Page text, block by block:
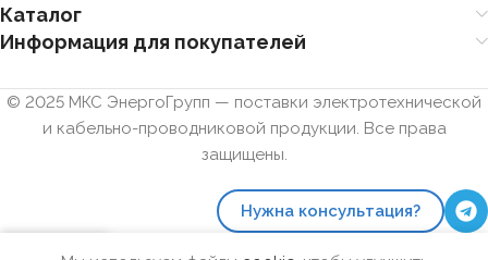
Каталог
Информация для покупателей
© 2025 МКС ЭнергоГрупп — поставки электротехнической
и кабельно-проводниковой продукции. Все права
защищены.
Нужна консультация?